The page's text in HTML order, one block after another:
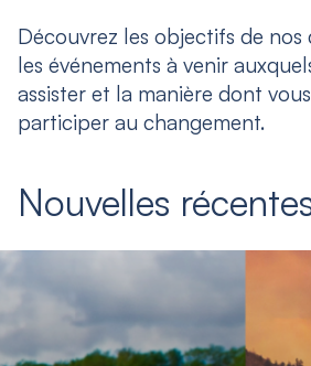
Découvrez les objectifs de nos
les événements à venir
assister et la manière dont
participer au changement.
Nouvelles